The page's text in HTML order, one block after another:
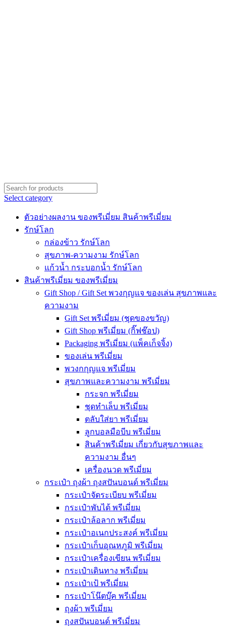
Select category
ตัวอย่างผลงาน ของพรีเมี่ยม สินค้าพรีเมี่ยม
รักษ์โลก
กล่องข้าว รักษ์โลก
สุขภาพ-ความงาม รักษ์โลก
แก้วน้ำ กระบอกน้ำ รักษ์โลก
สินค้าพรีเมี่ยม ของพรีเมี่ยม
Gift Shop / Gift Set พวงกุญแจ ของเล่น สุขภาพและ
ความงาม
Gift Set พรีเมี่ยม (ชุดของขวัญ)
Gift Shop พรีเมี่ยม (กิ๊ฟช๊อป)
Packaging พรีเมี่ยม (แพ็คเก็จจิ้ง)
ของเล่น พรีเมี่ยม
พวงกกุญแจ พรีเมี่ยม
สุขภาพและความงาม พรีเมี่ยม
กระจก พรีเมี่ยม
ชุดทำเล็บ พรีเมี่ยม
ตลับใส่ยา พรีเมี่ยม
ลูกบอลมือบีบ พรีเมี่ยม
สินค้าพรีเมี่ยม เกี่ยวกับสุขภาพและ
ความงาม อื่นๆ
เครื่องนวด พรีเมี่ยม
กระเป๋า ถุงผ้า ถุงสปันบอนด์ พรีเมี่ยม
กระเป๋าจัดระเบียบ พรีเมี่ยม
กระเป๋าพับได้ พรีเมี่ยม
กระเป๋าล้อลาก พรีเมี่ยม
กระเป๋าอเนกประสงค์ พรีเมี่ยม
กระเป๋าเก็บอุณหภูมิ พรีเมี่ยม
กระเป๋าเครื่องเขียน พรีเมี่ยม
กระเป๋าเดินทาง พรีเมี่ยม
กระเป๋าเป้ พรีเมี่ยม
กระเป๋าโน๊ตบุ๊ค พรีเมี่ยม
ถุงผ้า พรีเมี่ยม
ถุงสปันบอนด์ พรีเมี่ยม